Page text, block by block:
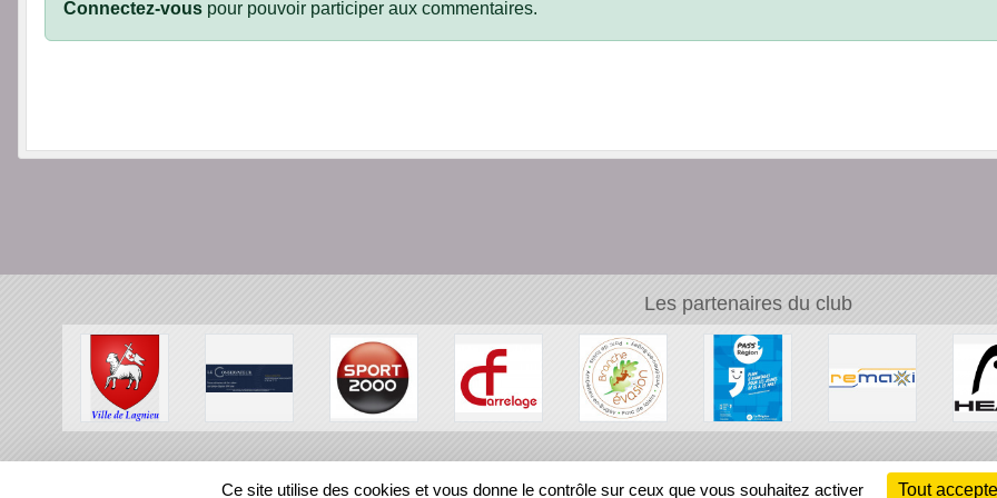
Connectez-vous pour pouvoir participer aux commentaires.
Les partenaires du club
REGIONS
Ce site utilise des cookies et vous donne le contrôle sur ceux que vous souhaitez activer Tout